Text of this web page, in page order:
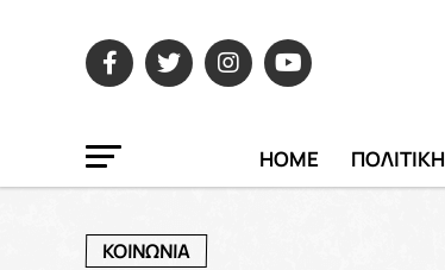
HOME ΠΟΛΙΤΙΚΗ
ΚΟΙΝΩΝΙΑ